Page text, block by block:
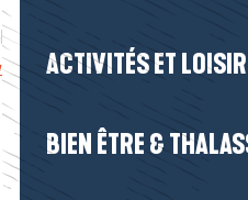
ACTIVITÉS ET
BIEN ÊTRE &
44350 Guérande
rendre